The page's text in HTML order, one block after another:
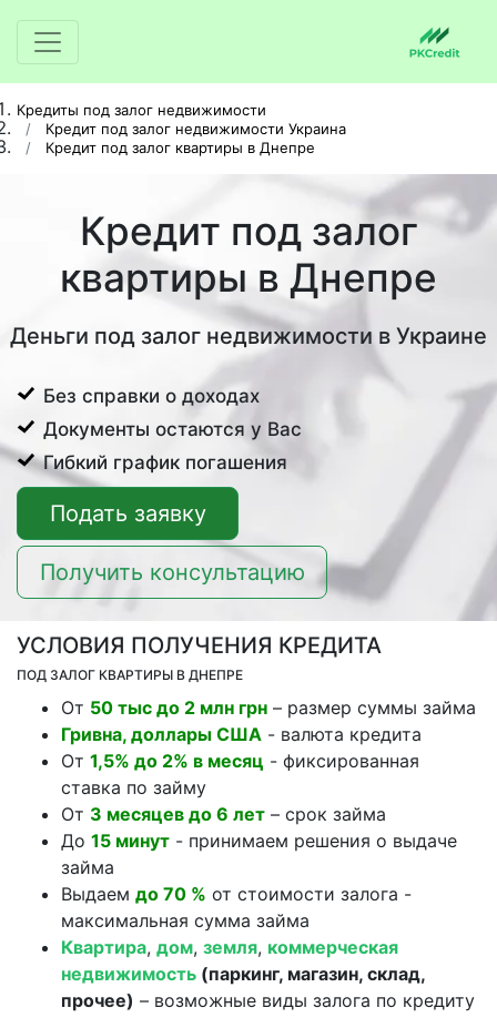
Кредиты под залог недвижимости
Кредит под залог недвижимости Украина
Кредит под залог квартиры в Днепре
Кредит под залог
квартиры в Днепре
Деньги под залог недвижимости в Украине
Без справки о доходах
Документы остаются у Вас
Гибкий график погашения
Подать заявку
Получить консультацию
УСЛОВИЯ ПОЛУЧЕНИЯ КРЕДИТА
ПОД ЗАЛОГ КВАРТИРЫ В ДНЕПРЕ
От 50 тыс до 2 млн грн – размер суммы займа
Гривна, доллары США - валюта кредита
От 1,5% до 2% в месяц - фиксированная
ставка по займу
От 3 месяцев до 6 лет – срок займа
До 15 минут - принимаем решения о выдаче
займа
Выдаем до 70 % от стоимости залога -
максимальная сумма займа
Квартира, дом, земля, коммерческая
недвижимость (паркинг, магазин, склад,
прочее) – возможные виды залога по кредиту